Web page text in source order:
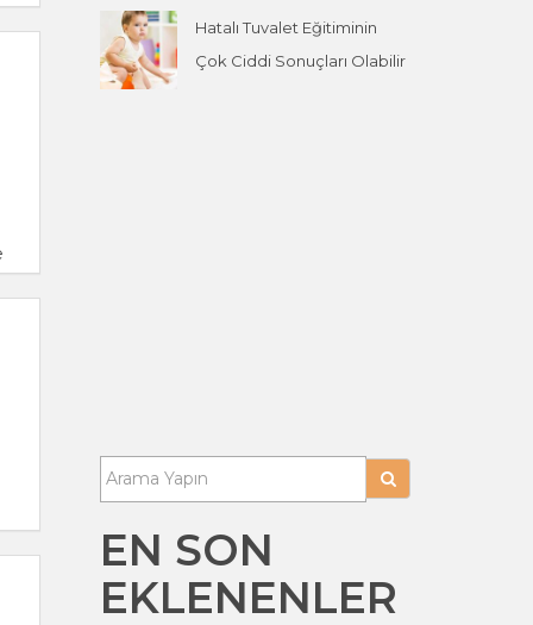
Hatalı Tuvalet Eğitiminin
Çok Ciddi Sonuçları Olabilir
EN SON
EKLENENLER